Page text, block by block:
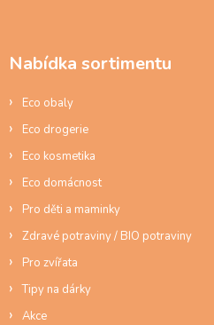
Nabídka sortimentu
Eco obaly
Eco drogerie
Eco kosmetika
Eco domácnost
Pro děti a maminky
Zdravé potraviny / BIO potraviny
Pro zvířata
Tipy na dárky
Akce